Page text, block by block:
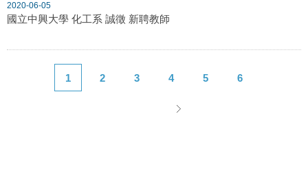
2020-06-05
國立中興大學 化工系 誠徵 新聘教師
1 2 3 4 5 6